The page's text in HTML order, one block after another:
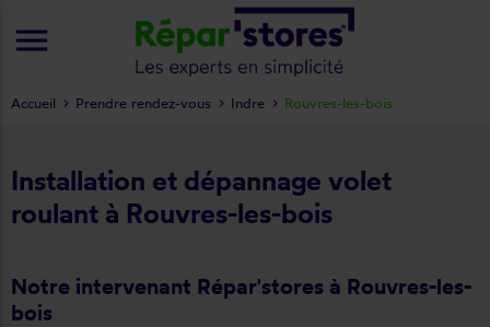
Installation et dépannage volet
roulant à Rouvres-les-bois
Notre intervenant Répar'stores à Rouvres-les-
bois
Accueil Prendre rendez-vous Indre Rouvres-les-bois
menu